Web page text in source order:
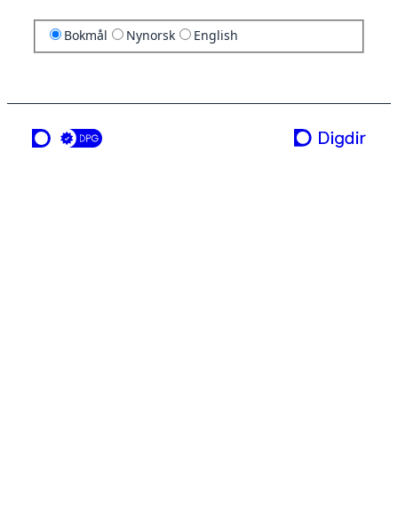
Bokmål Nynorsk English